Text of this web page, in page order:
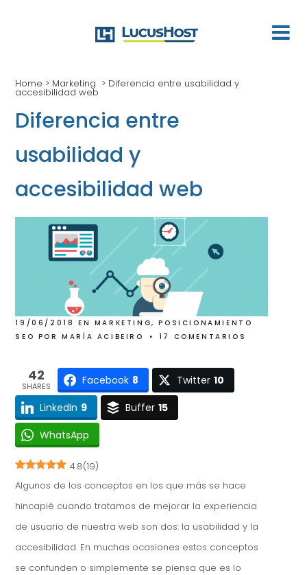
Home > Marketing > Diferencia entre usabilidad y
accesibilidad web
Diferencia entre
usabilidad y
accesibilidad web
19/06/2018 EN MARKETING,POSICIONAMIENTO
SEO PORMARÍA ACIBEIRO 17 COMENTARIOS
42
SHARES Facebook 8 Twitter 10
LinkedIn 9 Buffer 15
WhatsApp
4.8(19)
Algunos de los conceptos en los que más se hace
hincapié cuando tratamos de mejorar la experiencia
de usuario de nuestra web son dos: la usabilidad y la
accesibilidad. En muchas ocasiones estos conceptos
se confunden o simplemente se piensa que es lo